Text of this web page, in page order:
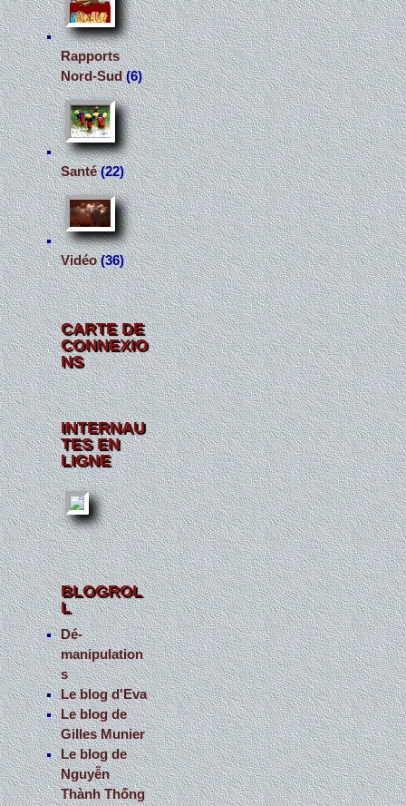
Rapports
Nord-Sud(6)
Santé(22)
Vidéo(36)
CARTE DE
CONNEXIO
NS
INTERNAU
TES EN
LIGNE
BLOGROL
L
Dé-
manipulation
s
Le blog d'Eva
Le blog de
Gilles Munier
Le blog de
Nguyễn
Thành Thống